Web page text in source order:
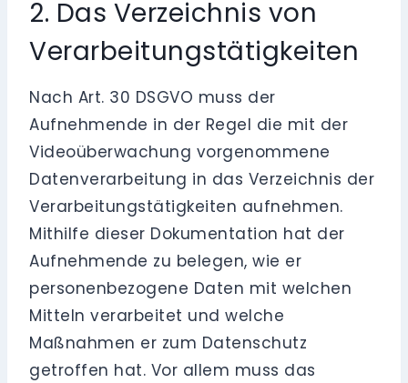
2. Das Verzeichnis von
Verarbeitungstätigkeiten
Nach Art. 30 DSGVO muss der
Aufnehmende in der Regel die mit der
Videoüberwachung vorgenommene
Datenverarbeitung in das Verzeichnis der
Verarbeitungstätigkeiten aufnehmen.
Mithilfe dieser Dokumentation hat der
Aufnehmende zu belegen, wie er
personenbezogene Daten mit welchen
Mitteln verarbeitet und welche
Maßnahmen er zum Datenschutz
getroffen hat. Vor allem muss das